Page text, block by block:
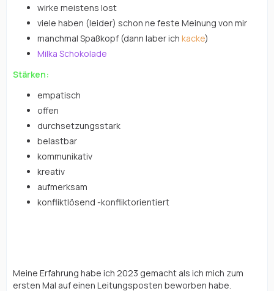
wirke meistens lost
viele haben (leider) schon ne feste Meinung von mir
manchmal Spaßkopf (dann laber ich kacke)
Milka Schokolade
Stärken:
empatisch
offen
durchsetzungsstark
belastbar
kommunikativ
kreativ
aufmerksam
konfliktlösend -konfliktorientiert
Meine Erfahrung habe ich 2023 gemacht als ich mich zum
ersten Mal auf einen Leitungsposten beworben habe.